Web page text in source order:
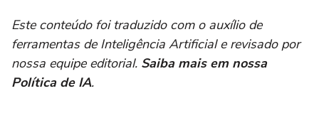
Este conteúdo foi traduzido com o auxílio de
ferramentas de Inteligência Artificial e revisado por
nossa equipe editorial. Saiba mais em nossa
Política de IA.